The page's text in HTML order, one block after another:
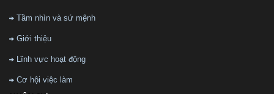
Tầm nhìn và sứ mệnh
Giới thiệu
Lĩnh vực hoạt động
Cơ hội việc làm